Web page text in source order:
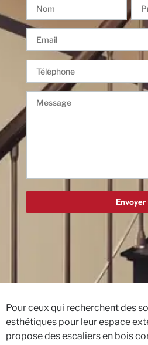
Pour ceux qui recherchent des
esthétiques pour leur espace
propose des escaliers en bois